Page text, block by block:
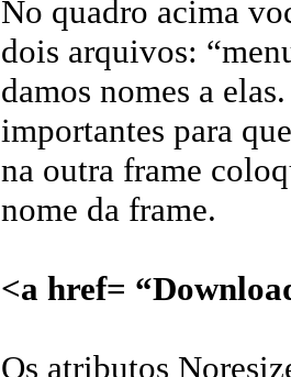
No quadro acima
dois arquivos:
damos nomes a
importantes para
na outra frame
nome da frame.
<a href=
Os atributos